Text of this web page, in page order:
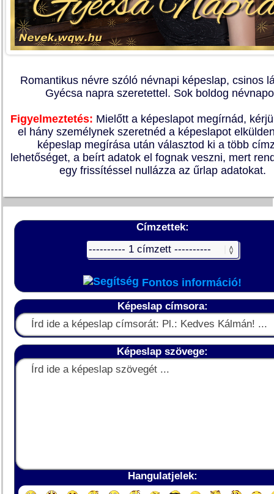
Romantikus névre szóló névnapi képeslap, csinos
Gyécsa napra szeretettel. Sok boldog
Figyelmeztetés: Mielőtt a képeslapot megírnád,
el hány személynek szeretnéd a képeslapot
képeslap megírása után választod ki a több
lehetőséget, a beírt adatok el fognak veszni, mert
egy frissítéssel nullázza az űrlap adatokat.
Címzettek:
Fontos információ!
Képeslap címsora:
Képeslap szövege:
Hangulatjelek: